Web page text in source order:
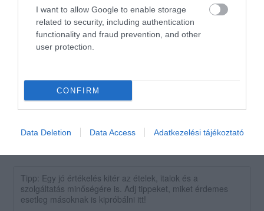
I want to allow Google to enable storage
related to security, including authentication
functionality and fraud prevention, and other
user protection.
CONFIRM
Data Deletion Data Access Adatkezelési tájékoztató
tanulhatná a
szabadidejében)sőt
viselkedési és kiszolgàlási
Jelentés